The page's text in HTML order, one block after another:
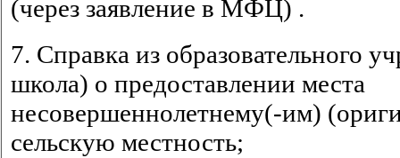
(через заявление в МФЦ) .
7. Справка из образовательного
школа) о предоставлении
несовершеннолетнему(-им)
сельскую местность;